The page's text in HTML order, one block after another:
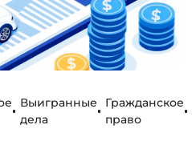
Выигранные
дела
Гражданское
право